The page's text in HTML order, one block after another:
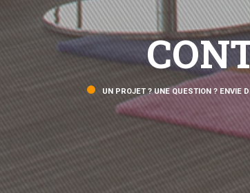
UN PROJET ? UNE QUESTION ? ENVIE